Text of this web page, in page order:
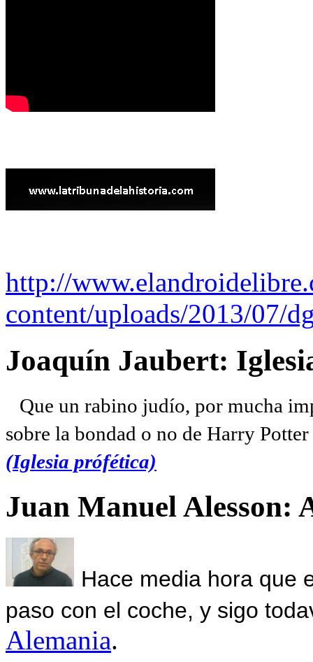
http://
content/uploads/2013/07/
Joaquín Jaubert:
Que un rabino judío, por mucha
sobre la bondad o no de Harry
(Iglesia prófética)
Juan Manuel Alesson:
Hace media hora que
paso con el coche, y sigo
Alemania.